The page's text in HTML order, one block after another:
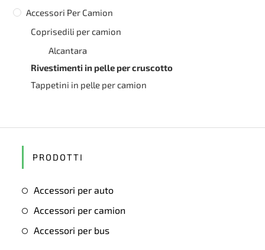
Accessori Per Camion
Coprisedili per camion
Alcantara
Rivestimenti in pelle per cruscotto
Tappetini in pelle per camion
PRODOTTI
Accessori per auto
Accessori per camion
Accessori per bus